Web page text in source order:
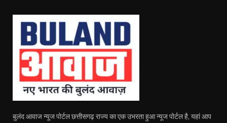
बुलंद आवाज न्यूज पोर्टल छत्तीसगढ़ राज्य का एक उभरता हुआ न्यूज पोर्टल है, यहां आप